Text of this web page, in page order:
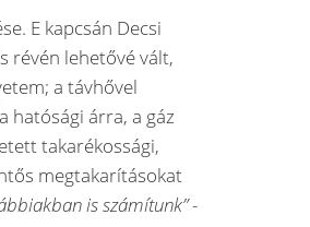
E kapcsán Decsi
révén lehetővé vált,
a távhővel
hatósági árra, a gáz
takarékossági,
megtakarításokat
is számítunk”-